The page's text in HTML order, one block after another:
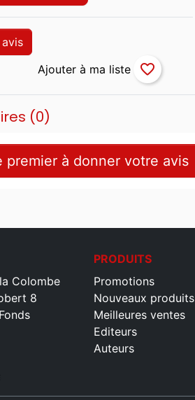
favorite_border
(0)
premier à donner votre avis
Colombe
8
PRODUITS
Promotions
Nouveaux produits
Meilleures ventes
Editeurs
Auteurs